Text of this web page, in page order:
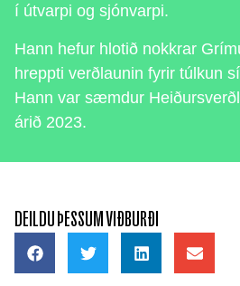
í útvarpi og sjónvarpi.
Hann hefur hlotið nokkrar
hreppti verðlaunin fyrir túlkun
Hann var sæmdur
árið 2023.
DEILDU ÞESSUM VIÐBURÐI